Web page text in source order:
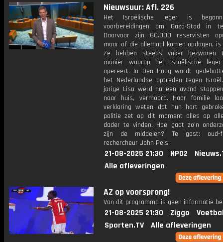
Nieuwsuur: Afl. 226
Het Israëlische leger is
voorbereidingen om Gaza-Stad in
Daarvoor zijn 60.000 reservisten
maar of die allemaal komen opdagen,
Ze hebben steeds vaker bezwaren
manier waarop het Israëlische
opereert. In Den Haag wordt
het Nederlandse optreden tegen
jarige Lisa werd na een avond
naar huis, vermoord. Haar familie
verklaring weten dat hun hart
politie zet op dit moment alles op
dader te vinden. Hoe gaat zo'n
zijn de middelen? Te gast: oud-
rechercheur John Pels.
21-08-2025 21:30 NPO2
Alle afleveringen
AZ op voorsprong!
Van dit programma is geen informatie
21-08-2025 21:30 Ziggo
Sporten.TV
Alle afleveringen